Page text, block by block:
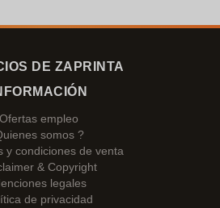
DE ZAPRINTA
Ofertas empleo
somos ?
y condiciones de venta
& Copyright
legales
de privacidad